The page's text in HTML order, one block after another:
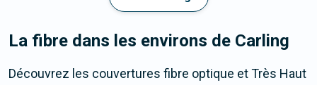
La fibre dans les environs de Carling
Découvrez les couvertures fibre optique et Très Haut